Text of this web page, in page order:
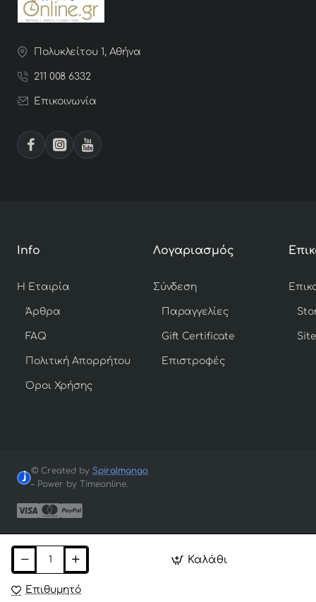
Καλάθι
Επιθυμητό
Πολυκλείτου 1, Αθήνα
211 008 6332
Επικοινωνία
Info
Η Εταιρία
Άρθρα
FAQ
Πολιτική Απορρήτου
Όροι Χρήσης
Λογαριασμός
Σύνδεση
Παραγγελίες
Gift Certificate
Επιστροφές
© Created by Spiralmango
– Power by Timeonline.